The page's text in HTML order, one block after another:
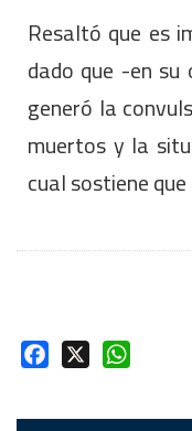
Resaltó que es
dado que -en
generó la
muertos y la
cual sostiene
Facebook